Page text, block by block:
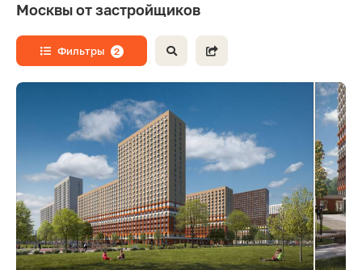
Москвы от застройщиков
Фильтры 2